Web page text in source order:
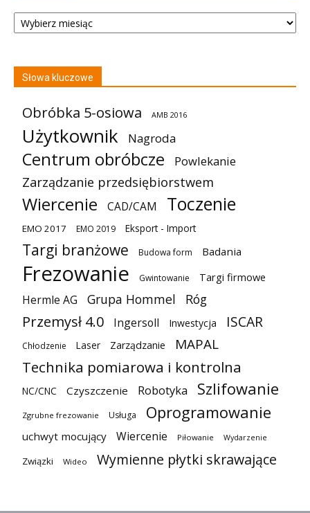
Archiwum
Słowa kluczowe
Obróbka 5-osiowa AMB 2016
Użytkownik Nagroda
Centrum obróbcze Powlekanie
Zarządzanie przedsiębiorstwem
Wiercenie CAD/CAM Toczenie
EMO 2017 EMO 2019 Eksport - Import
Targi branżowe Budowa form Badania
Frezowanie Gwintowanie Targi firmowe
Hermle AG Grupa Hommel Róg
Przemysł 4.0 Ingersoll Inwestycja ISCAR
Chłodzenie Laser Zarządzanie MAPAL
Technika pomiarowa i kontrolna
NC/CNC Czyszczenie Robotyka Szlifowanie
Zgrubne frezowanie Usługa Oprogramowanie
uchwyt mocujący Wiercenie Piłowanie Wydarzenie
Związki Wideo Wymienne płytki skrawające